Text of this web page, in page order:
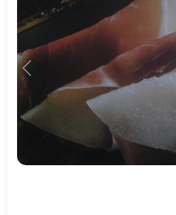
Previous